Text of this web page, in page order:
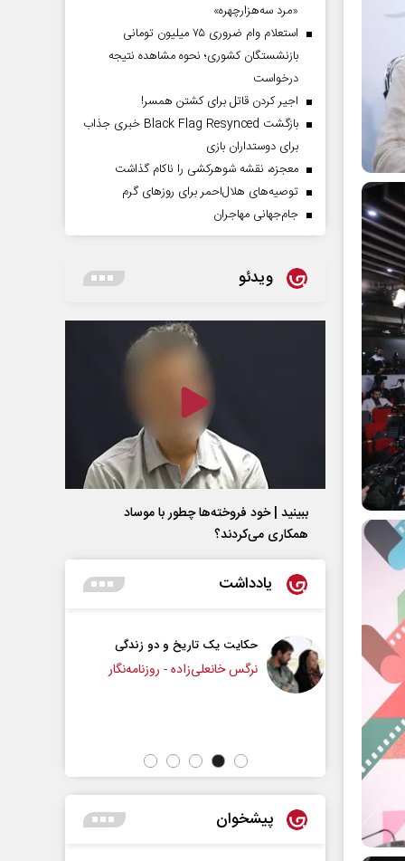
«مرد سه‌هزارچهره»
استعلام وام ضروری ۷۵ میلیون تومانی
بازنشستگان کشوری؛ نحوه مشاهده نتیجه
درخواست
اجیر کردن قاتل برای کشتن همسر!
بازگشت Black Flag Resynced خبری جذاب
برای دوستداران بازی
معجزه، نقشه شوهرکشی را ناکام گذاشت
توصیه‌های هلال‌احمر برای روز‌های گرم
جام‌جهانی مهاجران
ویدئو
ببینید | خود فروخته‌ها چطور با موساد
همکاری می‌کردند؟
یادداشت
زندگی چرایی عقب‌نشینی ترامپ؟
پیشخوان